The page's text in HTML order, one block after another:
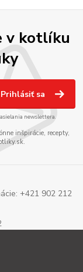
v kotlíku
Prihlásiť sa
newslettera.
inšpirácie, recepty,
+421 902 212